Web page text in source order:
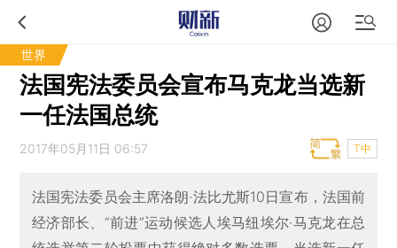
世界
法国宪法委员会宣布马克龙当选新
一任法国总统
2017年05月11日 06:57 T中
法国宪法委员会主席洛朗·法比尤斯10日宣布，法国前
经济部长、“前进”运动候选人埃马纽埃尔·马克龙在总